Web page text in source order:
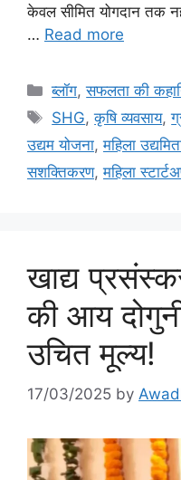
केवल सीमित योगदान तक
… Read more
ब्लॉग,सफलता की
SHG,कृषि व्यवसाय,
उद्यम योजना,महिला
सशक्तिकरण,महिला
खाद्य
की आय
उचित मूल्य!
17/03/2025 by